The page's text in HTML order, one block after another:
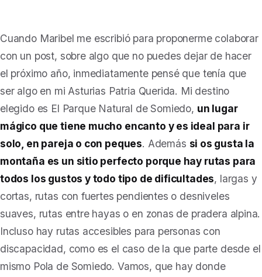
Cuando Maribel me escribió para proponerme colaborar
con un post, sobre algo que no puedes dejar de hacer
el próximo año, inmediatamente pensé que tenía que
ser algo en mi Asturias Patria Querida. Mi destino
elegido es El Parque Natural de Somiedo, un lugar
mágico que tiene mucho encanto y es ideal para ir
solo, en pareja o con peques. Además si os gusta la
montaña es un sitio perfecto porque hay rutas para
todos los gustos y todo tipo de dificultades, largas y
cortas, rutas con fuertes pendientes o desniveles
suaves, rutas entre hayas o en zonas de pradera alpina.
Incluso hay rutas accesibles para personas con
discapacidad, como es el caso de la que parte desde el
mismo Pola de Somiedo. Vamos, que hay donde